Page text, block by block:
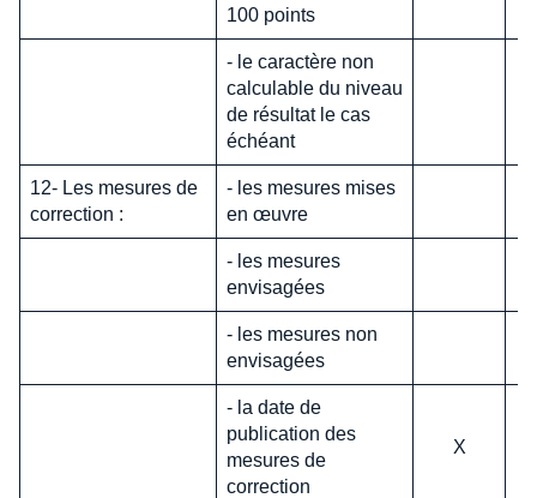
100 points
- le caractère non
calculable du niveau
de résultat le cas
échéant
12- Les mesures de
correction :
- les mesures mises
en œuvre
- les mesures
envisagées
- les mesures non
envisagées
- la date de
publication des
mesures de
correction
X